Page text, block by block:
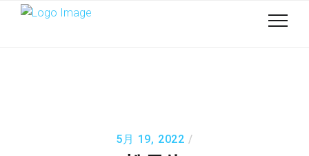
5月 19, 2022